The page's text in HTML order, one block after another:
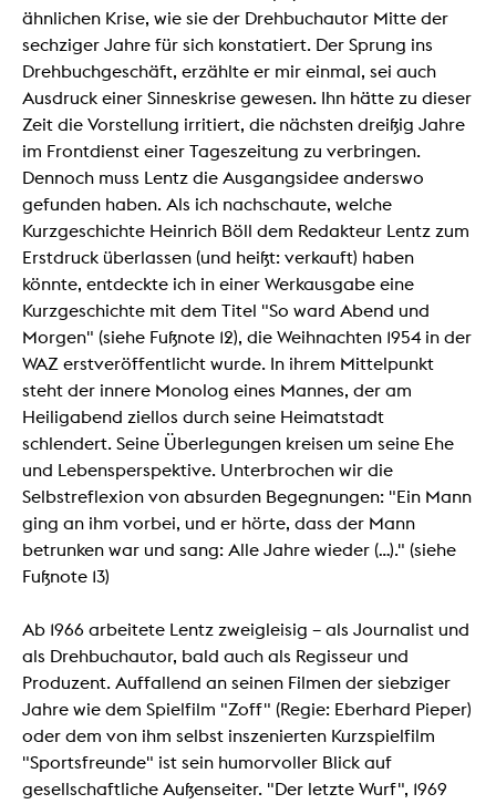
ähnlichen Krise, wie sie der Drehbuchautor Mitte der
sechziger Jahre für sich konstatiert. Der Sprung ins
Drehbuchgeschäft, erzählte er mir einmal, sei auch
Ausdruck einer Sinneskrise gewesen. Ihn hätte zu dieser
Zeit die Vorstellung irritiert, die nächsten dreißig Jahre
im Frontdienst einer Tageszeitung zu verbringen.
Dennoch muss Lentz die Ausgangsidee anderswo
gefunden haben. Als ich nachschaute, welche
Kurzgeschichte Heinrich Böll dem Redakteur Lentz zum
Erstdruck überlassen (und heißt: verkauft) haben
könnte, entdeckte ich in einer Werkausgabe eine
Kurzgeschichte mit dem Titel "So ward Abend und
Morgen" (siehe Fußnote 12), die Weihnachten 1954 in der
WAZ erstveröffentlicht wurde. In ihrem Mittelpunkt
steht der innere Monolog eines Mannes, der am
Heiligabend ziellos durch seine Heimatstadt
schlendert. Seine Überlegungen kreisen um seine Ehe
und Lebensperspektive. Unterbrochen wir die
Selbstreflexion von absurden Begegnungen: "Ein Mann
ging an ihm vorbei, und er hörte, dass der Mann
betrunken war und sang: Alle Jahre wieder (…)." (siehe
Fußnote 13)
Ab 1966 arbeitete Lentz zweigleisig – als Journalist und
als Drehbuchautor, bald auch als Regisseur und
Produzent. Auffallend an seinen Filmen der siebziger
Jahre wie dem Spielfilm "Zoff" (Regie: Eberhard Pieper)
oder dem von ihm selbst inszenierten Kurzspielfilm
"Sportsfreunde" ist sein humorvoller Blick auf
gesellschaftliche Außenseiter. "Der letzte Wurf", 1969